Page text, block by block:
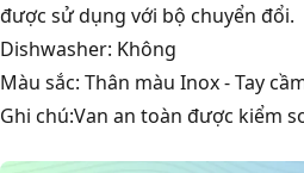
được sử dụng với bộ chuyển đổi.
Dishwasher: Không
Màu sắc: Thân màu Inox - Tay
Ghi chú:Van an toàn được kiểm